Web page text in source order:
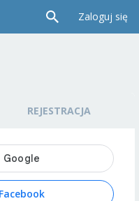
Zaloguj się
REJESTRACJA